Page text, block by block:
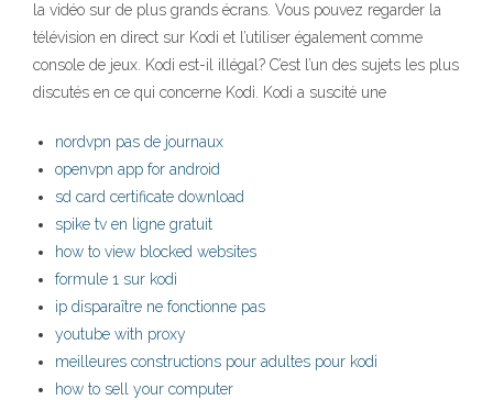
la vidéo sur de plus grands écrans. Vous pouvez regarder la
télévision en direct sur Kodi et l’utiliser également comme
console de jeux. Kodi est-il illégal? C’est l’un des sujets les plus
discutés en ce qui concerne Kodi. Kodi a suscité une
nordvpn pas de journaux
openvpn app for android
sd card certificate download
spike tv en ligne gratuit
how to view blocked websites
formule 1 sur kodi
ip disparaître ne fonctionne pas
youtube with proxy
meilleures constructions pour adultes pour kodi
how to sell your computer